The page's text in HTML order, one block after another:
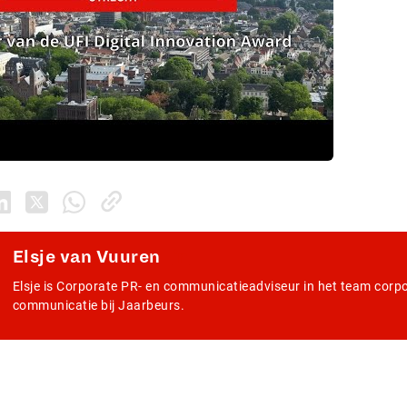
Elsje van Vuuren
Elsje is Corporate PR- en communicatieadviseur in het team
communicatie bij Jaarbeurs.